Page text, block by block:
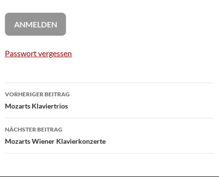
Passwort vergessen
Beitragsnavigation
VORHERIGER BEITRAG
Mozarts Klaviertrios
NÄCHSTER BEITRAG
Mozarts Wiener Klavierkonzerte